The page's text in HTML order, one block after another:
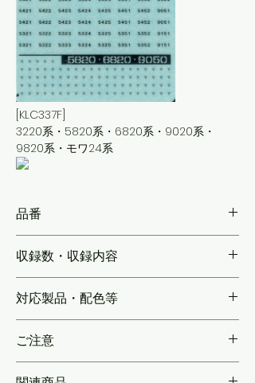
[KLC337F]
3220系・5820系・6820系・9020系・
9820系・モワ24系
品番
収録数・収録内容
様の金属切抜文字インレット】シリーズ21の
車番(前面/側面)と、ドアコック表示を収録
対応製品・配色等
ご注意